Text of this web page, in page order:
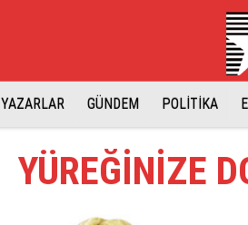
YAZARLAR GÜNDEM POLİTİKA
YÜREĞİNİZE